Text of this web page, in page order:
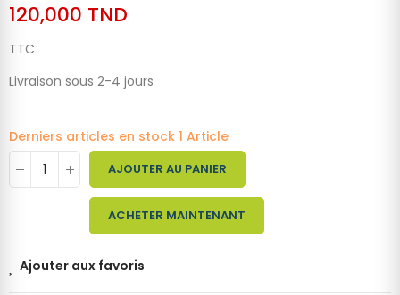
120,000 TND
TTC
Livraison sous 2-4 jours
Derniers articles en stock 1 Article
AJOUTER AU PANIER
ACHETER MAINTENANT
Ajouter aux favoris